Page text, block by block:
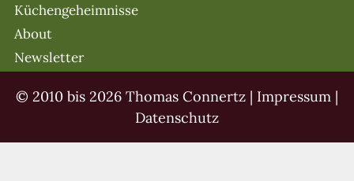
Küchengeheimnisse
About
Newsletter
© 2010 bis 2026 Thomas Connertz | Impressum |
Datenschutz